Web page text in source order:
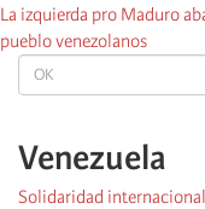
OK
Venezuela
Solidaridad
La izquierda pro Maduro
pueblo venezolanos